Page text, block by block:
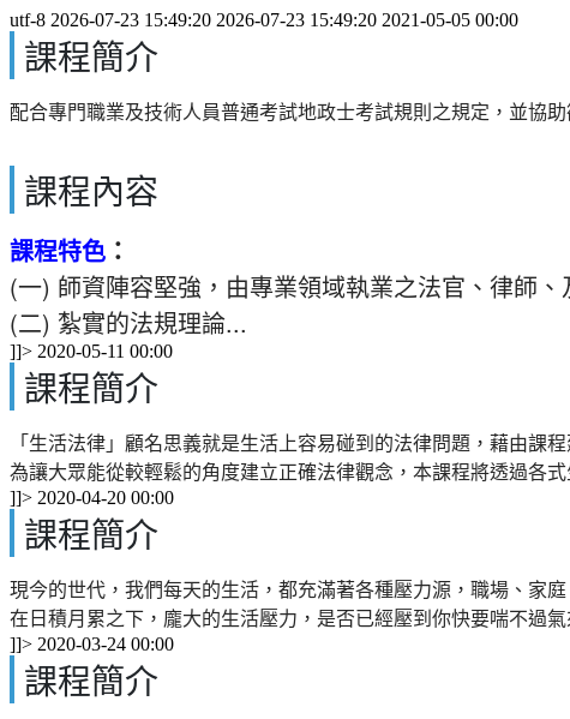
utf-8 2026-07-23 15:49:20 2026-07-23 15:49:20 2021-05-05 00:00
課程簡介
配合專門職業及技術人員普通考試地政士考試規則之規定，並協
課程內容
課程特色 ：
(一) 師資陣容堅強，由專業領域執業之法官、律師、
(二) 紮實的法規理論...
]]> 2020-05-11 00:00
課程簡介
「生活法律」顧名思義就是生活上容易碰到的法律問題，藉由課
為讓大眾能從較輕鬆的角度建立正確法律觀念，本課程將透過各
]]> 2020-04-20 00:00
課程簡介
現今的世代，我們每天的生活，都充滿著各種壓力源，職場、家
在日積月累之下，龐大的生活壓力，是否已經壓到你快要喘不過
]]> 2020-03-24 00:00
課程簡介